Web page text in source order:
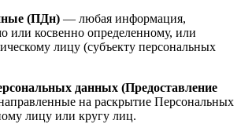
(ПДн) — любая информация,
или косвенно определенному, или
лицу (субъекту персональных
данных (Предоставление
на раскрытие Персональных
лицу или кругу лиц.